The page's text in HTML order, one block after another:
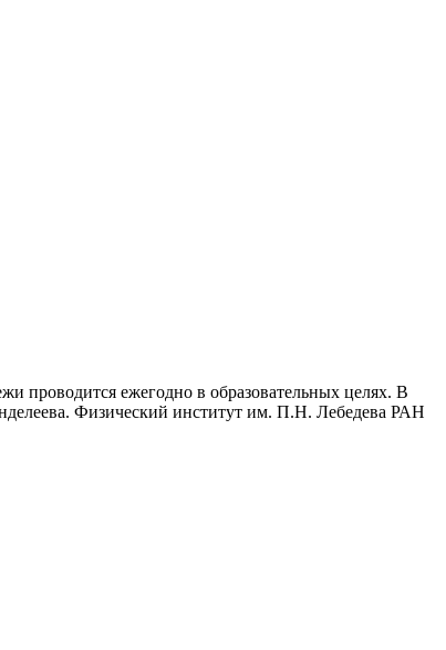
проводится ежегодно в образовательных целях. В
Физический институт им. П.Н. Лебедева РАН